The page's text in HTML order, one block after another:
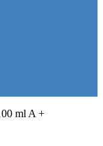
ml A +